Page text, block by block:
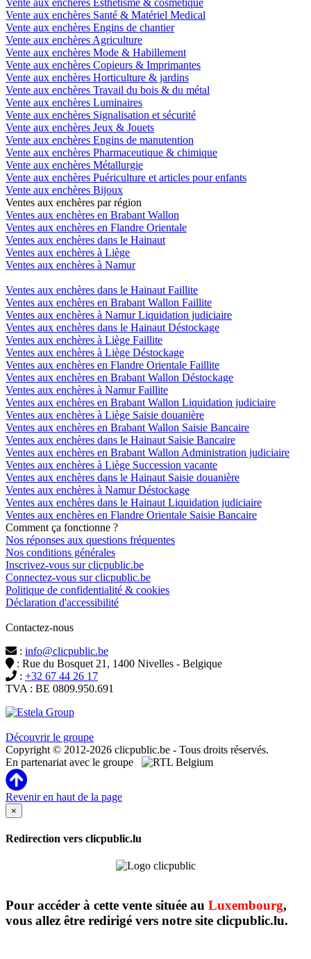
Vente aux enchères Santé & Matériel Medical
Vente aux enchères Engins de chantier
Vente aux enchères Agriculture
Vente aux enchères Mode & Habillement
Vente aux enchères Copieurs & Imprimantes
Vente aux enchères Horticulture & jardins
Vente aux enchères Travail du bois & du métal
Vente aux enchères Luminaires
Vente aux enchères Signalisation et sécurité
Vente aux enchères Jeux & Jouets
Vente aux enchères Engins de manutention
Vente aux enchères Pharmaceutique & chimique
Vente aux enchères Métallurgie
Vente aux enchères Puériculture et articles pour enfants
Vente aux enchères Bijoux
Ventes aux enchères par région
Ventes aux enchères en Brabant Wallon
Ventes aux enchères en Flandre Orientale
Ventes aux enchères dans le Hainaut
Ventes aux enchères à Liège
Ventes aux enchères à Namur
Ventes aux enchères dans le Hainaut Faillite
Ventes aux enchères en Brabant Wallon Faillite
Ventes aux enchères à Namur Liquidation judiciaire
Ventes aux enchères dans le Hainaut Déstockage
Ventes aux enchères à Liège Faillite
Ventes aux enchères à Liège Déstockage
Ventes aux enchères en Flandre Orientale Faillite
Ventes aux enchères en Brabant Wallon Déstockage
Ventes aux enchères à Namur Faillite
Ventes aux enchères en Brabant Wallon Liquidation judiciaire
Ventes aux enchères à Liège Saisie douanière
Ventes aux enchères en Brabant Wallon Saisie Bancaire
Ventes aux enchères dans le Hainaut Saisie Bancaire
Ventes aux enchères en Brabant Wallon Administration judiciaire
Ventes aux enchères à Liège Succession vacante
Ventes aux enchères dans le Hainaut Saisie douanière
Ventes aux enchères à Namur Déstockage
Ventes aux enchères dans le Hainaut Liquidation judiciaire
Ventes aux enchères en Flandre Orientale Saisie Bancaire
Comment ça fonctionne ?
Nos réponses aux questions fréquentes
Nos conditions générales
Inscrivez-vous sur clicpublic.be
Connectez-vous sur clicpublic.be
Politique de confidentialité & cookies
Déclaration d'accessibilité
Contactez-nous
: info@clicpublic.be
: Rue du Bosquet 21, 1400 Nivelles - Belgique
: +32 67 44 26 17
TVA : BE 0809.950.691
Découvrir le groupe
Copyright © 2012-2026 clicpublic.be - Tous droits réservés.
En partenariat avec le groupe
Revenir en haut de la page
×
Redirection vers clicpublic.lu
Pour accéder à cette vente située au Luxembourg,
vous allez être redirigé vers notre site clicpublic.lu.